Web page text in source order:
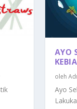
AYO
oleh
Ayo